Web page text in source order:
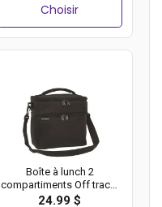
Choisir
Boîte à lunch 2
compartiments Off track,
Noir
24.99 $